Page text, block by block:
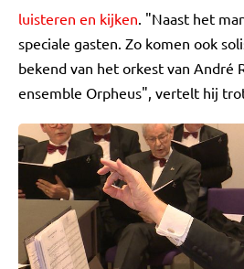
luisteren en kijken. "Naast het
speciale gasten. Zo komen ook
bekend van het orkest van André
ensemble Orpheus", vertelt hij